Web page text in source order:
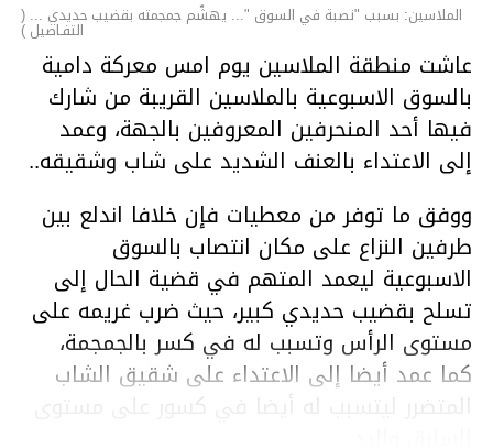
الملاسين: بسبب "نصبة في السوق "... يهشّم جمجمته بقضيب حديدي ... (
التفـاصيل )
عاشت منطقة الملاسين يوم امس معركة دامية
بالسوق الاسبوعية بالملاسين القريبة من شارك
فيها أحد المنحرفين المعروفين بالجهة، وعمد
إلى الاعتداء بالعنف الشديد على شاب وشقيقه..
ووفق ما توفر من معطيات فإن خلافا اندلع بين
طرفين النزاع على مكان انتصاب بالسوق
الاسبوعية ليعمد المتهم في قضية الحال إلى
تسلح بقضيب حديدي كبير، حيث ضرب غريمه على
مستوى الرأس وتسبب له في كسر بالجمجمة،
كما عمد أيضا إلى الاعتداء على شقيق الشاب
المتضرر ليتسبب له أيضا في كسور على مستوى